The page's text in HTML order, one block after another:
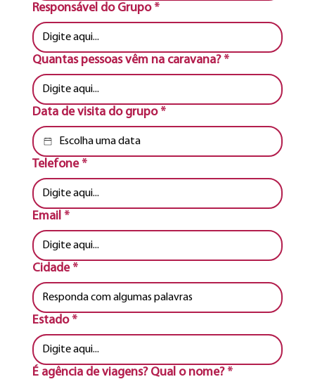
Responsável do Grupo *
Quantas pessoas vêm na caravana? *
Data de visita do grupo *
Telefone *
Email *
Cidade *
Estado *
É agência de viagens? Qual o nome? *